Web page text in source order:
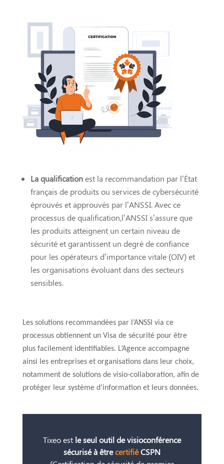
La qualificationest la recommandation par l’État
français de produits ou services de cybersécurité
éprouvés et approuvés par l’ANSSI. Avec ce
processus de qualification,l’ANSSI s’assure que
les produits atteignent un certain niveau de
sécurité et garantissent un degré de confiance
pour les opérateurs d’importance vitale (OIV) et
les organisations évoluant dans des secteurs
sensibles.
Les solutions recommandées par l’ANSSI via ce
processus obtiennent un Visa de sécurité pour être
plus facilement identifiables. L’Agence accompagne
ainsi les entreprises et organisations dans leur choix,
notamment de solutions de visio-collaboration, afin de
protéger leur système d’information et leurs données.
Tixeo est le seul outil de visioconférence
sécurisé à êtrecertifiéCSPN